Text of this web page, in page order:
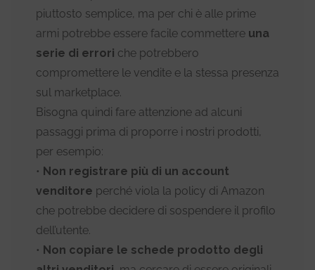
piuttosto semplice, ma per chi è alle prime
armi potrebbe essere facile commettere una
serie di errori che potrebbero
compromettere le vendite e la stessa presenza
sul marketplace.
Bisogna quindi fare attenzione ad alcuni
passaggi prima di proporre i nostri prodotti,
per esempio:
• Non registrare più di un account
venditore perché viola la policy di Amazon
che potrebbe decidere di sospendere il profilo
dell’utente.
• Non copiare le schede prodotto degli